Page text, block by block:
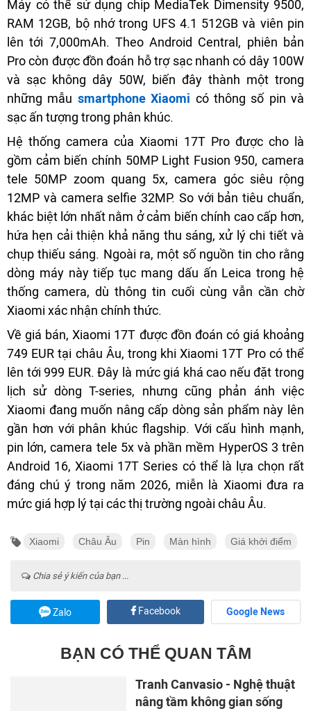
Máy có thể sử dụng chip MediaTek Dimensity 9500,
RAM 12GB, bộ nhớ trong UFS 4.1 512GB và viên pin
lên tới 7,000mAh. Theo Android Central, phiên bản
Pro còn được đồn đoán hỗ trợ sạc nhanh có dây 100W
và sạc không dây 50W, biến đây thành một trong
những mẫu smartphone Xiaomi có thông số pin và
sạc ấn tượng trong phân khúc.
Hệ thống camera của Xiaomi 17T Pro được cho là
gồm cảm biến chính 50MP Light Fusion 950, camera
tele 50MP zoom quang 5x, camera góc siêu rộng
12MP và camera selfie 32MP. So với bản tiêu chuẩn,
khác biệt lớn nhất nằm ở cảm biến chính cao cấp hơn,
hứa hẹn cải thiện khả năng thu sáng, xử lý chi tiết và
chụp thiếu sáng. Ngoài ra, một số nguồn tin cho rằng
dòng máy này tiếp tục mang dấu ấn Leica trong hệ
thống camera, dù thông tin cuối cùng vẫn cần chờ
Xiaomi xác nhận chính thức.
Về giá bán, Xiaomi 17T được đồn đoán có giá khoảng
749 EUR tại châu Âu, trong khi Xiaomi 17T Pro có thể
lên tới 999 EUR. Đây là mức giá khá cao nếu đặt trong
lịch sử dòng T-series, nhưng cũng phản ánh việc
Xiaomi đang muốn nâng cấp dòng sản phẩm này lên
gần hơn với phân khúc flagship. Với cấu hình mạnh,
pin lớn, camera tele 5x và phần mềm HyperOS 3 trên
Android 16, Xiaomi 17T Series có thể là lựa chọn rất
đáng chú ý trong năm 2026, miễn là Xiaomi đưa ra
mức giá hợp lý tại các thị trường ngoài châu Âu.
Xiaomi Châu Âu Pin Màn hình Giá khởi điểm
Chia sẻ ý kiến của bạn ...
Zalo Facebook Google News
BẠN CÓ THỂ QUAN TÂM
Tranh Canvasio - Nghệ thuật
nâng tầm không gian sống